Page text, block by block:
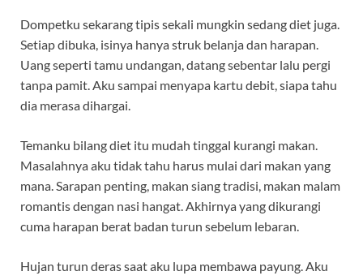
Dompetku sekarang tipis sekali mungkin sedang diet juga.
Setiap dibuka, isinya hanya struk belanja dan harapan.
Uang seperti tamu undangan, datang sebentar lalu pergi
tanpa pamit. Aku sampai menyapa kartu debit, siapa tahu
dia merasa dihargai.
Temanku bilang diet itu mudah tinggal kurangi makan.
Masalahnya aku tidak tahu harus mulai dari makan yang
mana. Sarapan penting, makan siang tradisi, makan malam
romantis dengan nasi hangat. Akhirnya yang dikurangi
cuma harapan berat badan turun sebelum lebaran.
Hujan turun deras saat aku lupa membawa payung. Aku